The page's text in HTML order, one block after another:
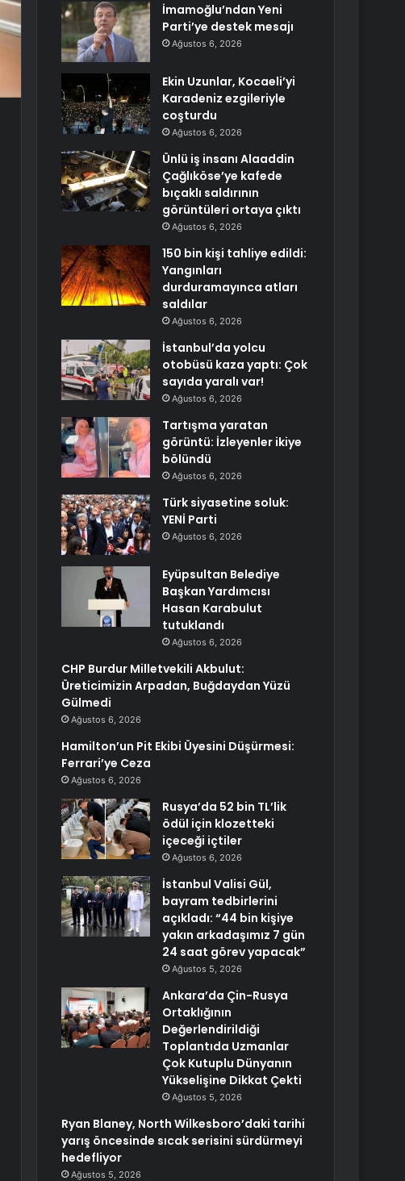
İmamoğlu’ndan Yeni
Parti’ye destek mesajı
Ağustos 6, 2026
Ekin Uzunlar, Kocaeli’yi
Karadeniz ezgileriyle
coşturdu
Ağustos 6, 2026
Ünlü iş insanı Alaaddin
Çağlıköse’ye kafede
bıçaklı saldırının
görüntüleri ortaya çıktı
Ağustos 6, 2026
150 bin kişi tahliye edildi:
Yangınları
durduramayınca atları
saldılar
Ağustos 6, 2026
İstanbul’da yolcu
otobüsü kaza yaptı: Çok
sayıda yaralı var!
Ağustos 6, 2026
Tartışma yaratan
görüntü: İzleyenler ikiye
bölündü
Ağustos 6, 2026
Türk siyasetine soluk:
YENİ Parti
Ağustos 6, 2026
Eyüpsultan Belediye
Başkan Yardımcısı
Hasan Karabulut
tutuklandı
Ağustos 6, 2026
CHP Burdur Milletvekili Akbulut:
Üreticimizin Arpadan, Buğdaydan Yüzü
Gülmedi
Ağustos 6, 2026
Hamilton’un Pit Ekibi Üyesini Düşürmesi:
Ferrari’ye Ceza
Ağustos 6, 2026
Rusya’da 52 bin TL’lik
ödül için klozetteki
içeceği içtiler
Ağustos 6, 2026
İstanbul Valisi Gül,
bayram tedbirlerini
açıkladı: “44 bin kişiye
yakın arkadaşımız 7 gün
24 saat görev yapacak”
Ağustos 5, 2026
Ankara’da Çin-Rusya
Ortaklığının
Değerlendirildiği
Toplantıda Uzmanlar
Çok Kutuplu Dünyanın
Yükselişine Dikkat Çekti
Ağustos 5, 2026
Ryan Blaney, North Wilkesboro’daki tarihi
yarış öncesinde sıcak serisini sürdürmeyi
hedefliyor
Ağustos 5, 2026